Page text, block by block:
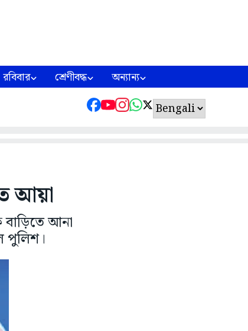
রবিবার শ্রেণীবদ্ধ অন্যান্য
আয়া
আনা
পুলিশ।